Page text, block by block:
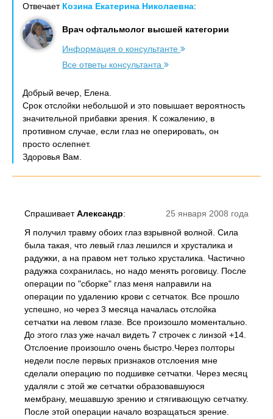
Отвечает Козина Екатерина Николаевна:
Врач офтальмолог высшей категории
Информация о консультанте
Все ответы консультанта
Добрый вечер, Елена.
Срок отслойки небольшой и это повышает вероятность
значительной прибавки зрения. К сожалению, в
противном случае, если глаз не оперировать, он
просто ослепнет.
Здоровья Вам.
25 января 2008 года
СпрашиваетАлександр:
Я получил травму обоих глаз взрывной волной. Сила
была такая, что левый глаз лешился и хрусталика и
радужки, а на правом нет только хрусталика. Частично
радужка сохранилась, но надо менять роговицу. После
операции по "сборке" глаз меня направили на
операции по удалению крови с сетчаток. Все прошло
успешно, но через 3 месяца началась отслойка
сетчатки на левом глазе. Все произошло моментально.
До этого глаз уже начал видеть 7 строчек с линзой +14.
Отслоение произошло очень быстро.Через полторы
недели после первых признаков отслоения мне
сделали операцию по подшивке сетчатки. Через месяц
удаляли с этой же сетчатки образовавшуюся
мембрану, мешавшую зрению и стягивающую сетчатку.
После этой операции начало возращаться зрение.